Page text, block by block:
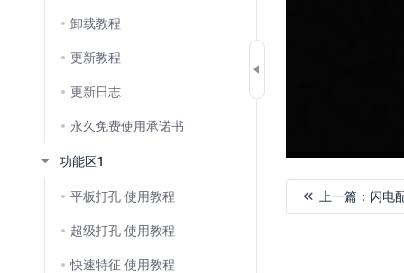
卸载教程
更新教程
更新日志
永久免费使用承诺书
功能区1
平板打孔 使用教程
超级打孔 使用教程
快速特征 使用教程
上一篇： 闪电